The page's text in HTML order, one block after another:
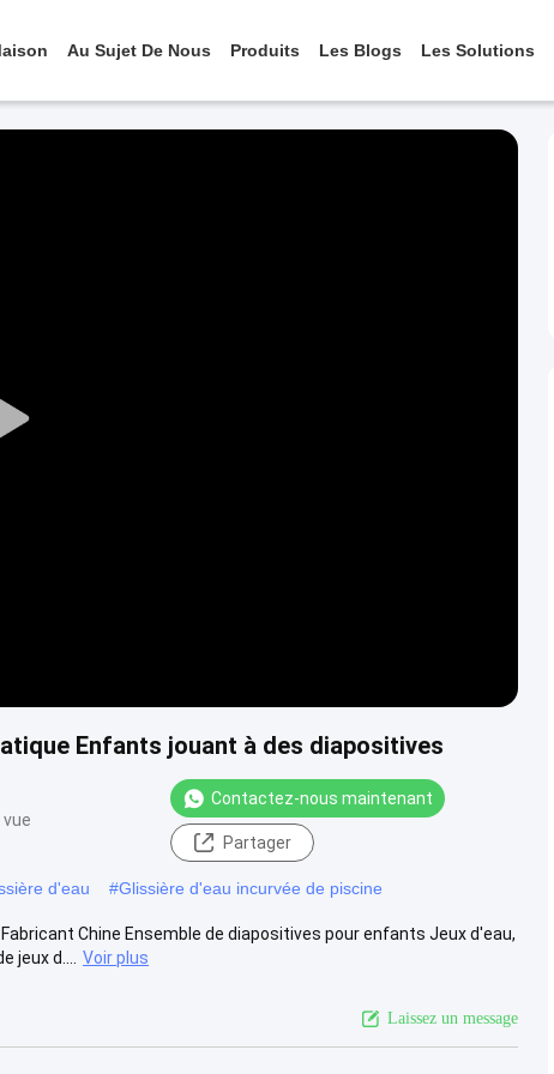
Au Sujet De Nous Produits Les Blogs Les Solutions
Play
Enfants jouant à des diapositives
Contactez-nous maintenant
Partager
d'eau #Glissière d'eau incurvée de piscine
Chine Ensemble de diapositives pour enfants Jeux d'eau,
d....
Voir plus
Laissez un message